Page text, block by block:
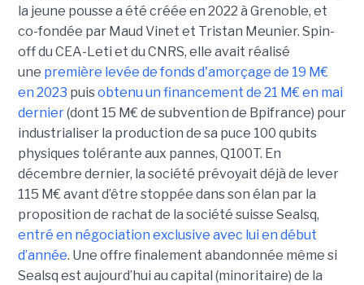
la jeune pousse a été créée en 2022 à Grenoble, et
co-fondée par Maud Vinet et Tristan Meunier. Spin-
off du CEA-Leti et du CNRS, elle avait réalisé
une première levée de fonds d'amorçage de 19 M€
en 2023 puisobtenu un financement de 21 M€ en mai
dernier(dont 15 M€ de subvention de Bpifrance) pour
industrialiser la production de sa puce 100 qubits
physiques tolérante aux pannes, Q100T. En
décembre dernier, la société prévoyait déjà de lever
115 M€ avant d’être stoppée dans son élan par la
proposition de rachat de la société suisse Sealsq,
entré en négociation exclusive avec lui en début
d’année. Une offre finalement abandonnée même si
Sealsq est aujourd’hui au capital (minoritaire) de la